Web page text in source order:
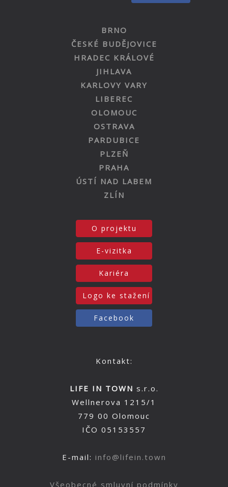
BRNO
ČESKÉ BUDĚJOVICE
HRADEC KRÁLOVÉ
JIHLAVA
KARLOVY VARY
LIBEREC
OLOMOUC
OSTRAVA
PARDUBICE
PLZEŇ
PRAHA
ÚSTÍ NAD LABEM
ZLÍN
O projektu
E-vizitka
Kariéra
Logo ke stažení
Facebook
Kontakt:
LIFE IN TOWN s.r.o.
Wellnerova 1215/1
779 00 Olomouc
IČO 05153557
E-mail: info@lifein.town
Všeobecné smluvní podmínky